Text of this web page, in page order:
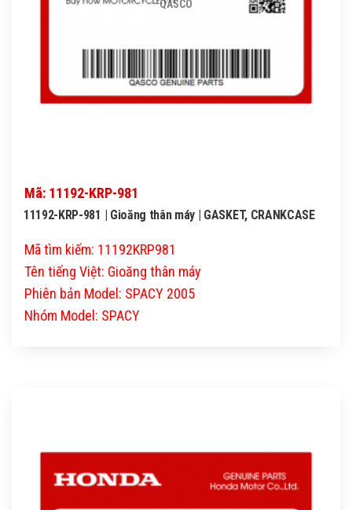
QASCO
Mã: 11192-KRP-981
11192-KRP-981 | Gioăng thân máy | GASKET, CRANKCASE
Mã tìm kiếm: 11192KRP981
Tên tiếng Việt: Gioăng thân máy
Phiên bản Model: SPACY 2005
Nhóm Model: SPACY